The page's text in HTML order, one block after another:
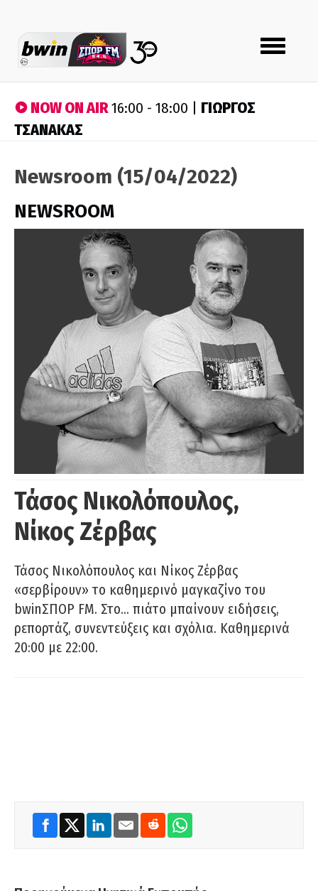
Toggle
navigation
NOW ON AIR16:00 - 18:00 | ΓΙΩΡΓΟΣ
ΤΣΑΝΑΚΑΣ
Newsroom (15/04/2022)
NEWSROOM
Τάσος Νικολόπουλος,
Νίκος Ζέρβας
Τάσος Νικολόπουλος και Νίκος Ζέρβας
«σερβίρουν» το καθημερινό μαγκαζίνο του
bwinΣΠΟΡ FM. Στο… πιάτο μπαίνουν ειδήσεις,
ρεπορτάζ, συνεντεύξεις και σχόλια. Καθημερινά
20:00 με 22:00.